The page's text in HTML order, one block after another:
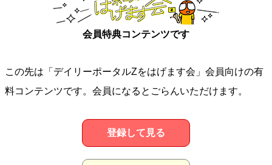
会員特典コンテンツです
この先は「デイリーポータルZをはげます会」会員向けの有
料コンテンツです。会員になるとごらんいただけます。
登録して見る